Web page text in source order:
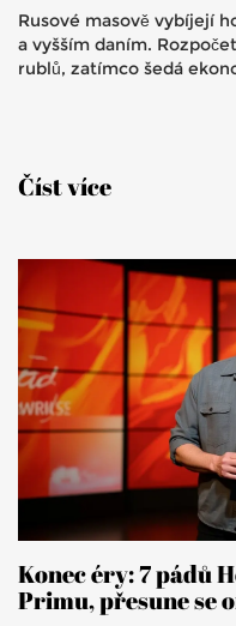
Rusové masově vybíjejí
a vyšším daním.
rublů, zatímco šedá
Číst více
Konec éry: 7 pádů
Primu, přesune se